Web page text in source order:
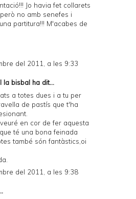
Jo havia fet collarets
no amb senefes i
partitura!!! M'acabes de
del 2011, a les 9:33
la bisbal ha dit...
a totes dues i a tu per
de pastís que t'ha
en cor de fer aquesta
té una bona feinada
també són fantàstics,oi
del 2011, a les 9:38